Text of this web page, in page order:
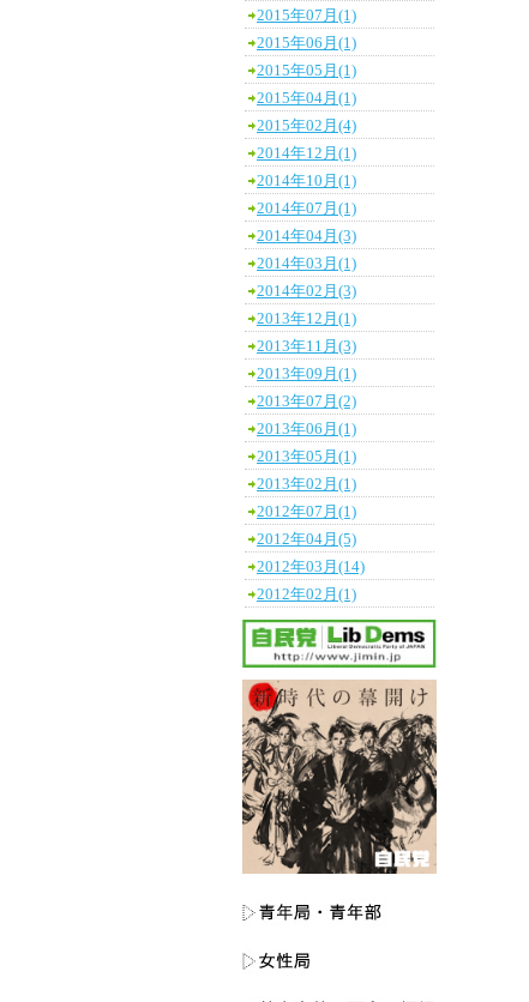
2015年07月(1)
2015年06月(1)
2015年05月(1)
2015年04月(1)
2015年02月(4)
2014年12月(1)
2014年10月(1)
2014年07月(1)
2014年04月(3)
2014年03月(1)
2014年02月(3)
2013年12月(1)
2013年11月(3)
2013年09月(1)
2013年07月(2)
2013年06月(1)
2013年05月(1)
2013年02月(1)
2012年07月(1)
2012年04月(5)
2012年03月(14)
2012年02月(1)